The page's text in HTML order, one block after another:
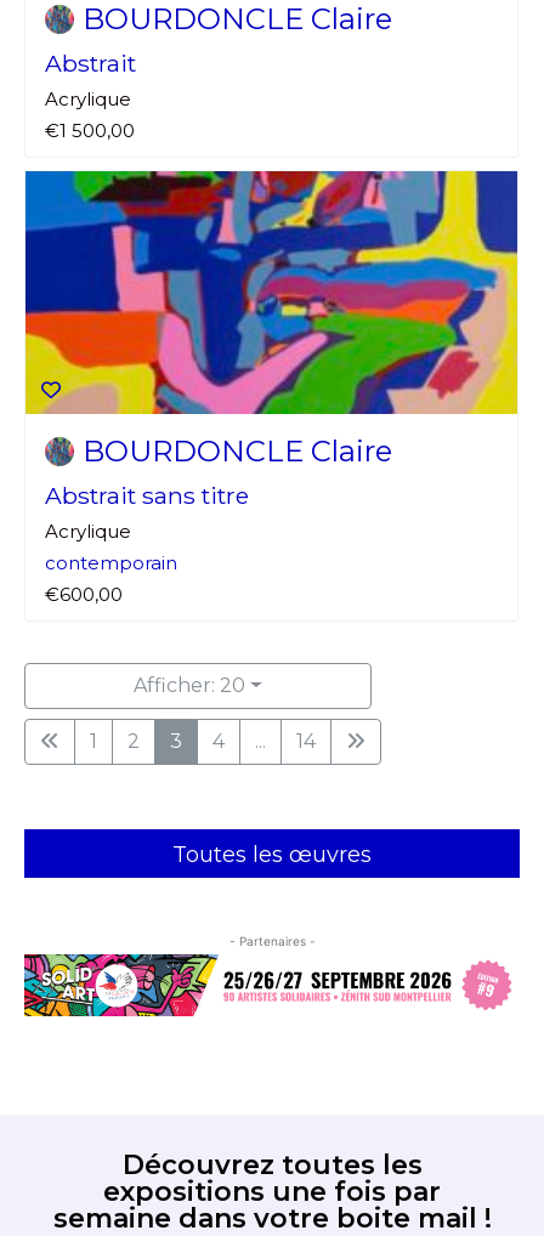
BOURDONCLE Claire
Abstrait
Acrylique
€1 500,00
BOURDONCLE Claire
Abstrait sans titre
Acrylique
contemporain
€600,00
Afficher: 20
1 2 3 4 ... 14
Toutes les œuvres
- Partenaires -
Découvrez toutes les
expositions une fois par
semaine dans votre boite mail !